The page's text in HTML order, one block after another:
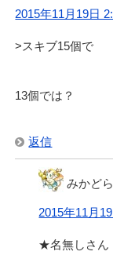
2015年11月19日
>スキブ15個で
13個では？
返信
みかどら
2015年11月
★名無しさん